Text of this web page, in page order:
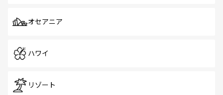
オセアニア
ハワイ
リゾート